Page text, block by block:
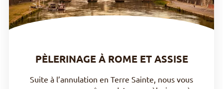
PÈLERINAGE À ROME ET ASSISE
Suite à l’annulation en Terre Sainte, nous vous